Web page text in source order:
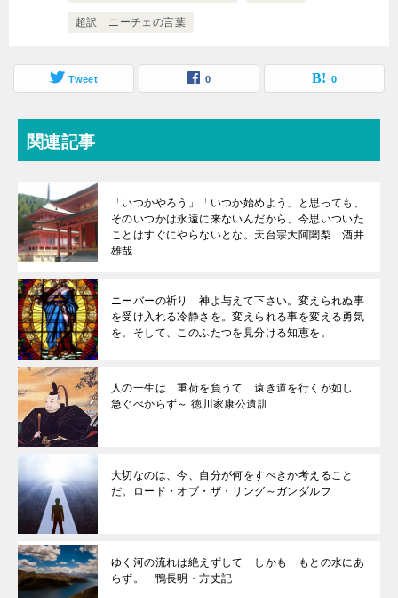
超訳 ニーチェの言葉
Tweet 0 0
関連記事
「いつかやろう」「いつか始めよう」と思っても、
そのいつかは永遠に来ないんだから、今思いついた
ことはすぐにやらないとな。天台宗大阿闍梨 酒井
雄哉
ニーバーの祈り 神よ与えて下さい。変えられぬ事
を受け入れる冷静さを。変えられる事を変える勇気
を。そして、このふたつを見分ける知恵を。
人の一生は 重荷を負うて 遠き道を行くが如し
急ぐべからず～ 徳川家康公遺訓
大切なのは、今、自分が何をすべきか考えること
だ。ロード・オブ・ザ・リング～ガンダルフ
ゆく河の流れは絶えずして しかも もとの水にあ
らず。 鴨長明・方丈記